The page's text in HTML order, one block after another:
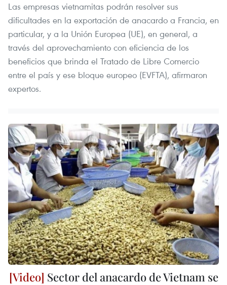
Las empresas vietnamitas podrán resolver sus
dificultades en la exportación de anacardo a Francia, en
particular, y a la Unión Europea (UE), en general, a
través del aprovechamiento con eficiencia de los
beneficios que brinda el Tratado de Libre Comercio
entre el país y ese bloque europeo (EVFTA), afirmaron
expertos.
Sector del anacardo de Vietnam se